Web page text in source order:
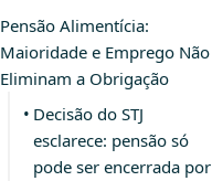
Pensão Alimentícia:
Maioridade e Emprego Não
Eliminam a Obrigação
Decisão do STJ
esclarece: pensão só
pode ser encerrada por